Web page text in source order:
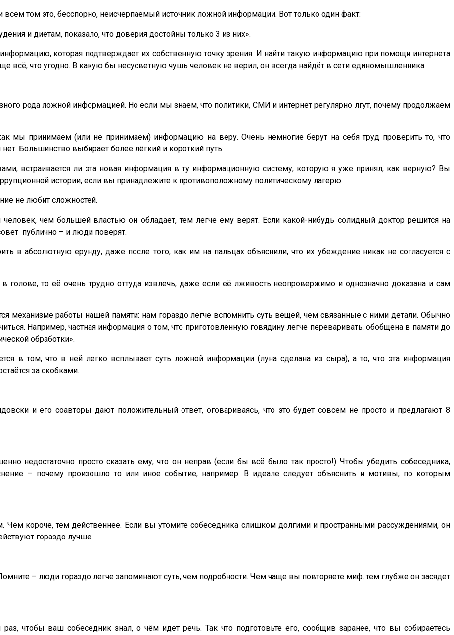
том это, бесспорно, неисчерпаемый источник ложной информации. Вот только один факт:
и диетам, показало, что доверия достойны только 3 из них».
которая подтверждает их собственную точку зрения. И найти такую информацию при помощи интернета
всё, что угодно. В какую бы несусветную чушь человек не верил, он всегда найдёт в сети единомышленника.
рода ложной информацией. Но если мы знаем, что политики, СМИ и интернет регулярно лгут, почему продолжаем
мы принимаем (или не принимаем) информацию на веру. Очень немногие берут на себя труд проверить то, что
Большинство выбирает более лёгкий и короткий путь:
встраивается ли эта новая информация в ту информационную систему, которую я уже принял, как верную? Вы
истории, если вы принадлежите к противоположному политическому лагерю.
не любит сложностей.
человек, чем большей властью он обладает, тем легче ему верят. Если какой-нибудь солидный доктор решится на
публично – и люди поверят.
в абсолютную ерунду, даже после того, как им на пальцах объяснили, что их убеждение никак не согласуется с
голове, то её очень трудно оттуда извлечь, даже если её лживость неопровержимо и однозначно доказана и сам
механизме работы нашей памяти: нам гораздо легче вспомнить суть вещей, чем связанные с ними детали. Обычно
Например, частная информация о том, что приготовленную говядину легче переваривать, обобщена в памяти до
обработки».
в том, что в ней легко всплывает суть ложной информации (луна сделана из сыра), а то, что эта информация
за скобками.
и его соавторы дают положительный ответ, оговариваясь, что это будет совсем не просто и предлагают 8
недостаточно просто сказать ему, что он неправ (если бы всё было так просто!) Чтобы убедить собеседника,
– почему произошло то или иное событие, например. В идеале следует объяснить и мотивы, по которым
короче, тем действеннее. Если вы утомите собеседника слишком долгими и пространными рассуждениями, он
гораздо лучше.
– люди гораздо легче запоминают суть, чем подробности. Чем чаще вы повторяете миф, тем глубже он засядет
чтобы ваш собеседник знал, о чём идёт речь. Так что подготовьте его, сообщив заранее, что вы собираетесь